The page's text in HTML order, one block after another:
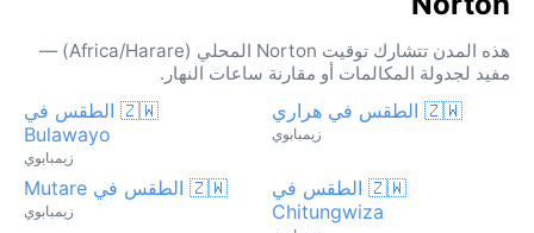
هذه المدن تتشارك توقيت Norton المحلي (Africa/Harare) —
مفيد لجدولة المكالمات أو مقارنة ساعات النهار.
🇿🇼 الطقس في هراري
زيمبابوي
🇿🇼 الطقس في
Bulawayo
زيمبابوي
🇿🇼 الطقس في
Chitungwiza
🇿🇼 الطقس في Mutare
زيمبابوي